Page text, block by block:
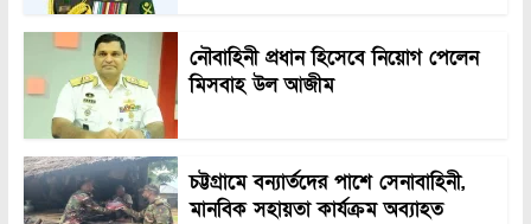
নৌবাহিনী প্রধান হিসেবে নিয়োগ পেলেন
মিসবাহ উল আজীম
চট্টগ্রামে বন্যার্তদের পাশে সেনাবাহিনী,
মানবিক সহায়তা কার্যক্রম অব্যাহত